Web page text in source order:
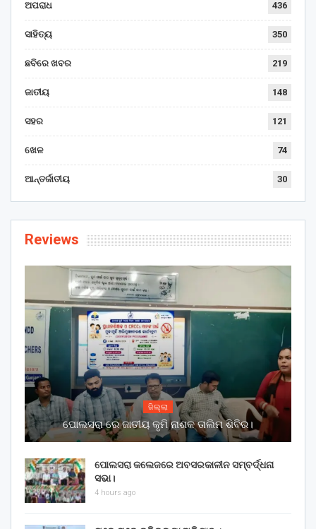
ଅପରାଧ 436
ସାହିତ୍ୟ 350
ଛବିରେ ଖବର 219
ଜାତୀୟ 148
ସହର 121
ଖେଳ 74
ଆନ୍ତର୍ଜାତୀୟ 30
Reviews
ଜିଲ୍ଲା
ପୋଲସରା ରେ ଜାତୀୟ କୃମି ନାଶକ ତାଲିମ ଶିବିର।
ପୋଲସରା କଲେଜରେ ଅବସରକାଳୀନ ସମ୍ବର୍ଦ୍ଧନା
ସଭା।
4 hours ago